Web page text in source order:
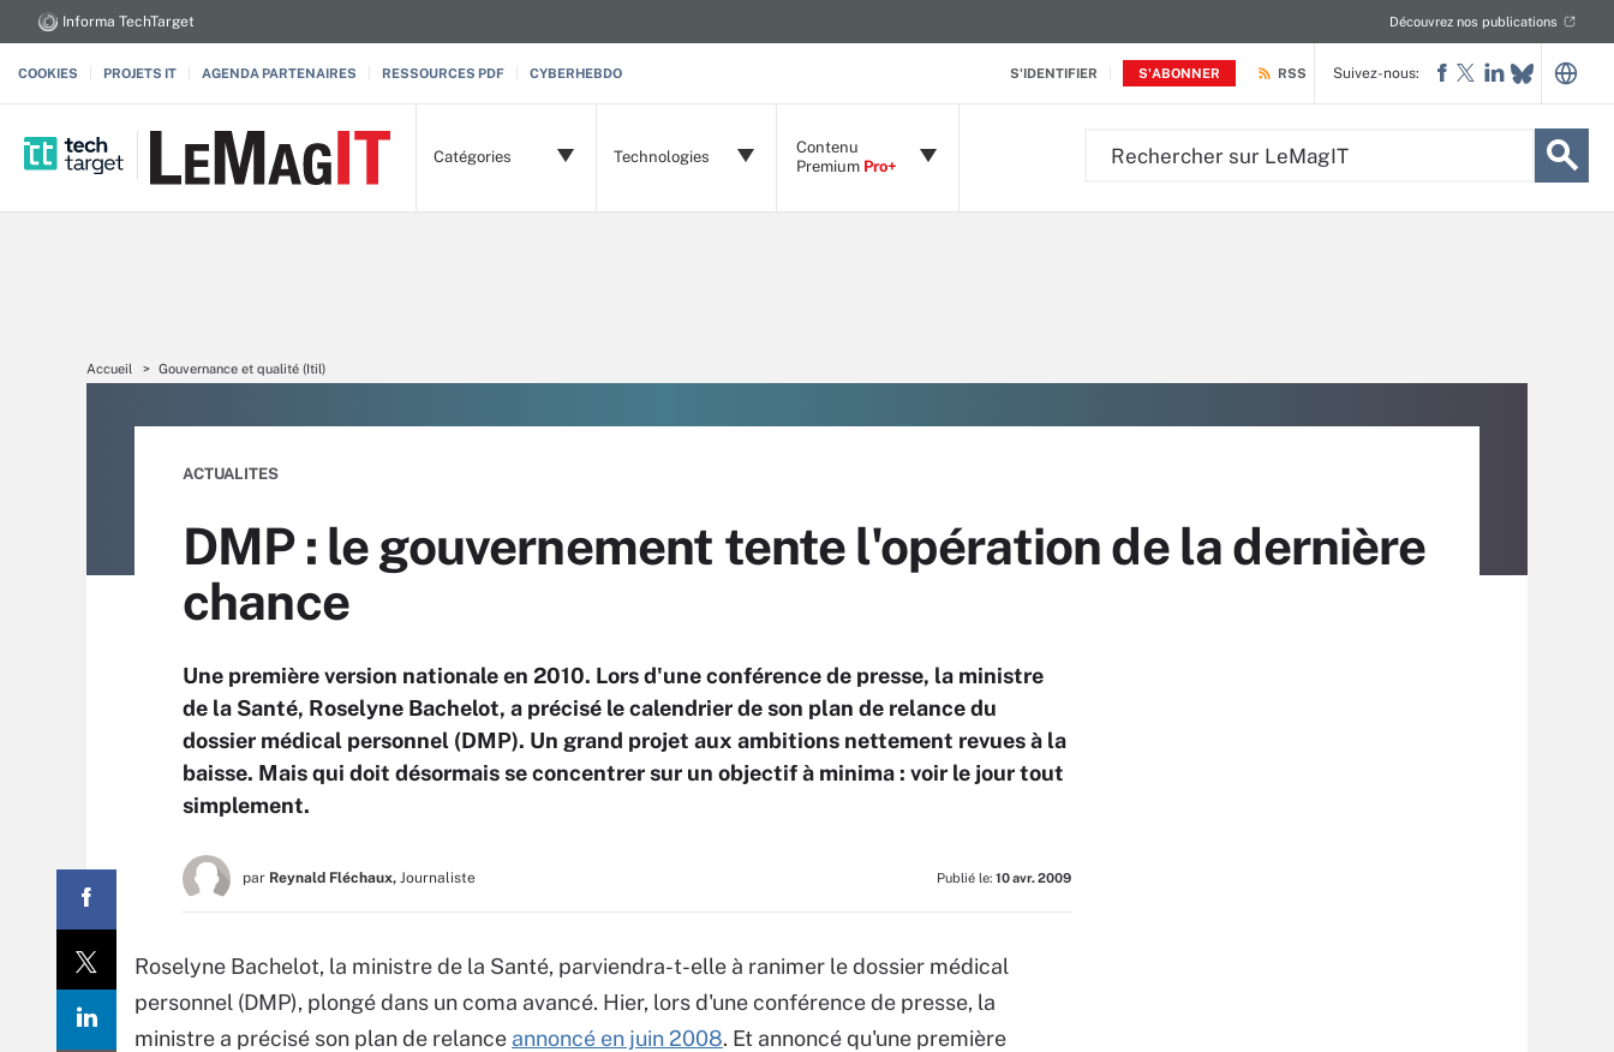
S'IDENTIFIER S'ABONNER
Informa TechTarget Découvrez nos publications
COOKIES PROJETS IT AGENDA PARTENAIRES RESSOURCES PDF CYBERHEBDO RSS
Catégories Technologies
Contenu
Premium Pro+
Suivez-nous:
Accueil Gouvernance et qualité (Itil)
ACTUALITES
DMP : le gouvernement tente l'opération de la dernière
chance
Une première version nationale en 2010. Lors d'une conférence de presse, la ministre
de la Santé, Roselyne Bachelot, a précisé le calendrier de son plan de relance du
dossier médical personnel (DMP). Un grand projet aux ambitions nettement revues à la
baisse. Mais qui doit désormais se concentrer sur un objectif à minima : voir le jour tout
simplement.
par Reynald Fléchaux, Journaliste Publié le: 10 avr. 2009
Roselyne Bachelot, la ministre de la Santé, parviendra-t-elle à ranimer le dossier médical
personnel (DMP), plongé dans un coma avancé. Hier, lors d'une conférence de presse, la
ministre a précisé son plan de relance annoncé en juin 2008. Et annoncé qu'une première